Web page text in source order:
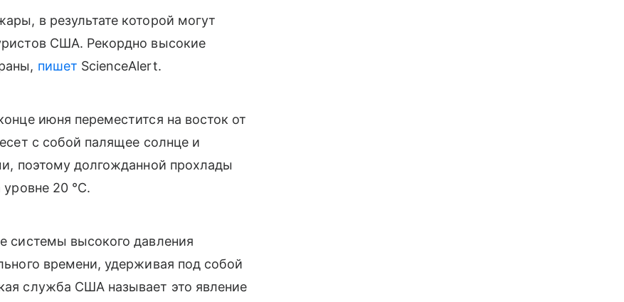
в результате которой могут
США. Рекордно высокие
пишет ScienceAlert.
июня переместится на восток от
с собой палящее солнце и
поэтому долгожданной прохлады
20 °C.
системы высокого давления
времени, удерживая под собой
служба США называет это явление